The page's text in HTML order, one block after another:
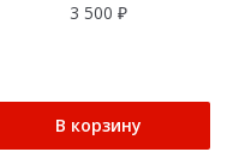
3 500 ₽
В корзину